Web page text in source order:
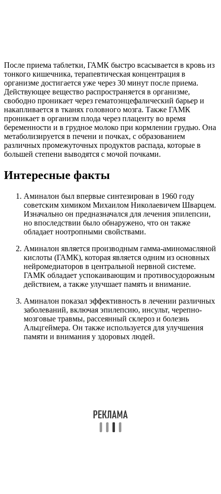
После приема таблетки, ГАМК быстро всасывается в кровь из
тонкого кишечника, терапевтическая концентрация в
организме достигается уже через 30 минут после приема.
Действующее вещество распространяется в организме,
свободно проникает через гематоэнцефалический барьер и
накапливается в тканях головного мозга. Также ГАМК
проникает в организм плода через плаценту во время
беременности и в грудное молоко при кормлении грудью. Она
метаболизируется в печени и почках, с образованием
различных промежуточных продуктов распада, которые в
большей степени выводятся с мочой почками.
Интересные факты
Аминалон был впервые синтезирован в 1960 году
советским химиком Михаилом Николаевичем Шварцем.
Изначально он предназначался для лечения эпилепсии,
но впоследствии было обнаружено, что он также
обладает ноотропными свойствами.
Аминалон является производным гамма-аминомасляной
кислоты (ГАМК), которая является одним из основных
нейромедиаторов в центральной нервной системе.
ГАМК обладает успокаивающим и противосудорожным
действием, а также улучшает память и внимание.
Аминалон показал эффективность в лечении различных
заболеваний, включая эпилепсию, инсульт, черепно-
мозговые травмы, рассеянный склероз и болезнь
Альцгеймера. Он также используется для улучшения
памяти и внимания у здоровых людей.